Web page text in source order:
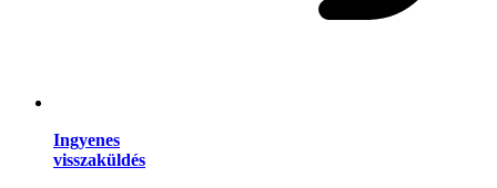
Ingyenes
visszaküldés